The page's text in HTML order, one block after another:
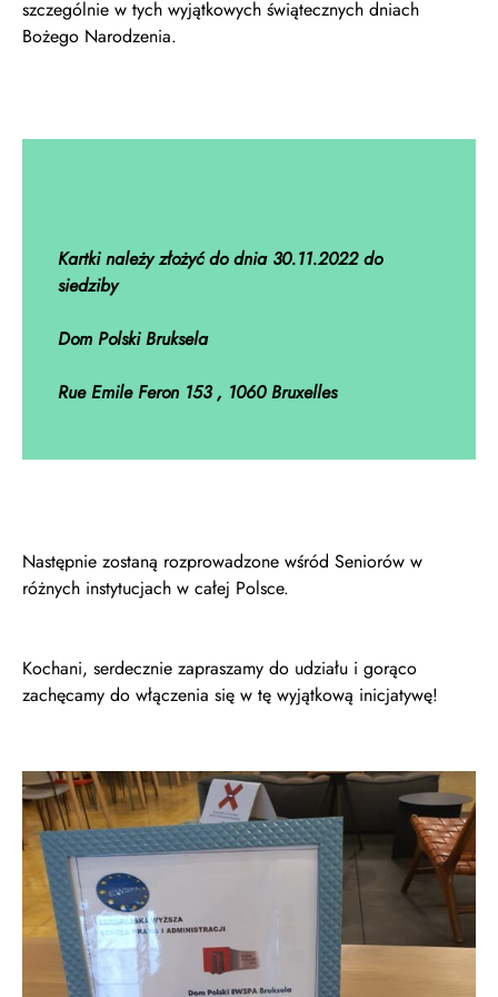
szczególnie w tych wyjątkowych świątecznych dniach
Bożego Narodzenia.
Kartki należy złożyć do dnia 30.11.2022 do
siedziby
Dom Polski Bruksela
Rue Emile Feron 153 , 1060 Bruxelles
Następnie zostaną rozprowadzone wśród Seniorów w
różnych instytucjach w całej Polsce.
Kochani, serdecznie zapraszamy do udziału i gorąco
zachęcamy do włączenia się w tę wyjątkową inicjatywę!